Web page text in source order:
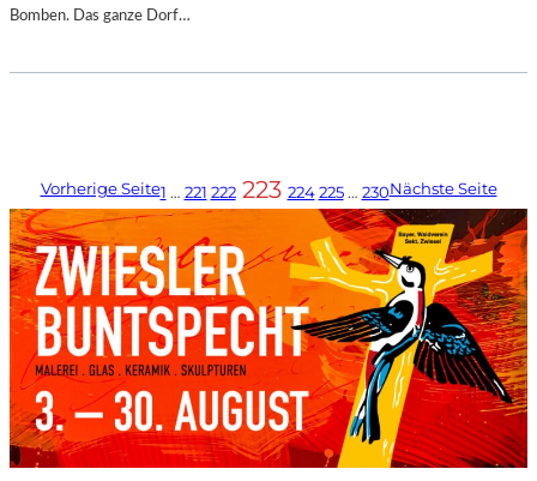
Bomben. Das ganze Dorf…
Vorherige Seite1 … 221 222 223 224 225 … 230Nächste Seite